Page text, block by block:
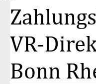
VR-
Bonn